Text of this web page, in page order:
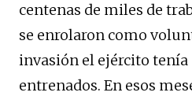
centenas de miles de
se enrolaron como
invasión el ejército
entrenados. En esos